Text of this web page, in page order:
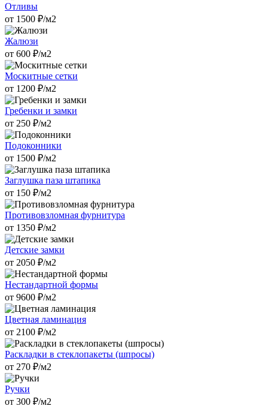
Отливы
от 1500 ₽/м2
Жалюзи
от 600 ₽/м2
Москитные сетки
от 1200 ₽/м2
Гребенки и замки
от 250 ₽/м2
Подоконники
от 1500 ₽/м2
Заглушка паза штапика
от 150 ₽/м2
Противовзломная фурнитура
от 1350 ₽/м2
Детские замки
от 2050 ₽/м2
Нестандартной формы
от 9600 ₽/м2
Цветная ламинация
от 2100 ₽/м2
Раскладки в стеклопакеты (шпросы)
от 270 ₽/м2
Ручки
от 300 ₽/м2